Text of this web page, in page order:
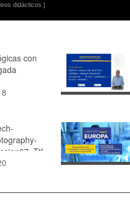
AHP
valoración
deportistas
4:43 · 2014
¿Qué es
Europa? ¿
1:18 · 2024